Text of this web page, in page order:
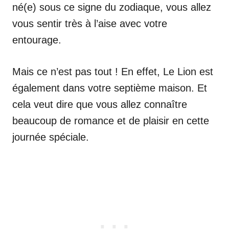
né(e) sous ce signe du zodiaque, vous allez
vous sentir très à l’aise avec votre
entourage.
Mais ce n’est pas tout ! En effet, Le Lion est
également dans votre septième maison. Et
cela veut dire que vous allez connaître
beaucoup de romance et de plaisir en cette
journée spéciale.